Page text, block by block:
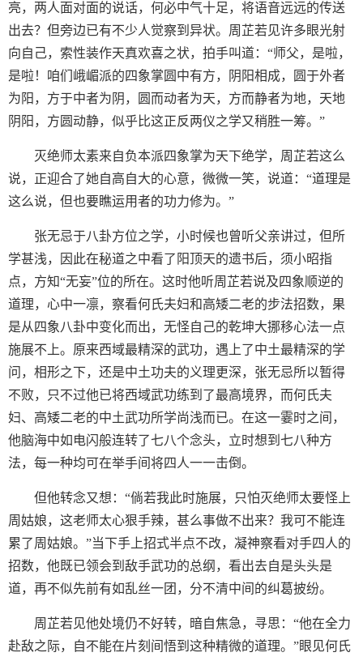
亮，两人面对面的说话，何必中气十足，将语音远远的传送
出去？但旁边已有不少人觉察到异状。周芷若见许多眼光射
向自己，索性装作天真欢喜之状，拍手叫道：“师父，是啦，
是啦！咱们峨嵋派的四象掌圆中有方，阴阳相成，圆于外者
为阳，方于中者为阴，圆而动者为天，方而静者为地，天地
阴阳，方圆动静，似乎比这正反两仪之学又稍胜一筹。”
灭绝师太素来自负本派四象掌为天下绝学，周芷若这么
说，正迎合了她自高自大的心意，微微一笑，说道：“道理是
这么说，但也要瞧运用者的功力修为。”
张无忌于八卦方位之学，小时候也曾听父亲讲过，但所
学甚浅，因此在秘道之中看了阳顶天的遗书后，须小昭指
点，方知“无妄”位的所在。这时他听周芷若说及四象顺逆的
道理，心中一凛，察看何氏夫妇和高矮二老的步法招数，果
是从四象八卦中变化而出，无怪自己的乾坤大挪移心法一点
施展不上。原来西域最精深的武功，遇上了中土最精深的学
问，相形之下，还是中土功夫的义理更深，张无忌所以暂得
不败，只不过他已将西域武功练到了最高境界，而何氏夫
妇、高矮二老的中土武功所学尚浅而已。在这一霎时之间，
他脑海中如电闪般连转了七八个念头，立时想到七八种方
法，每一种均可在举手间将四人一一击倒。
但他转念又想：“倘若我此时施展，只怕灭绝师太要怪上
周姑娘，这老师太心狠手辣，甚么事做不出来？我可不能连
累了周姑娘。”当下手上招式半点不改，凝神察看对手四人的
招数，他既已领会到敌手武功的总纲，看出去自是头头是
道，再不似先前有如乱丝一团，分不清中间的纠葛披纷。
周芷若见他处境仍不好转，暗自焦急，寻思：“他在全力
赴敌之际，自不能在片刻间悟到这种精微的道理。”眼见何氏